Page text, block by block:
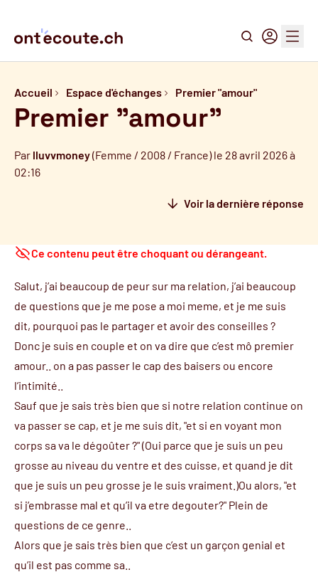
Recherche
Connexion
Menu
Accueil Espace d'échanges Premier "amour"
Premier "amour"
Par lluvvmoney(Femme / 2008 / France) le 28 avril 2026 à
02:16
Voir la dernière réponse
Ce contenu peut être choquant ou dérangeant.
Salut, j’ai beaucoup de peur sur ma relation, j’ai beaucoup
de questions que je me pose a moi meme, et je me suis
dit, pourquoi pas le partager et avoir des conseilles ?
Donc je suis en couple et on va dire que c’est mô premier
amour.. on a pas passer le cap des baisers ou encore
l’intimité..
Sauf que je sais très bien que si notre relation continue on
va passer se cap, et je me suis dit, "et si en voyant mon
corps sa va le dégoûter ?" (Oui parce que je suis un peu
grosse au niveau du ventre et des cuisse, et quand je dit
que je suis un peu grosse je le suis vraiment.)Ou alors, "et
si j’embrasse mal et qu’il va etre degouter?" Plein de
questions de ce genre..
Alors que je sais très bien que c’est un garçon genial et
qu’il est pas comme sa..